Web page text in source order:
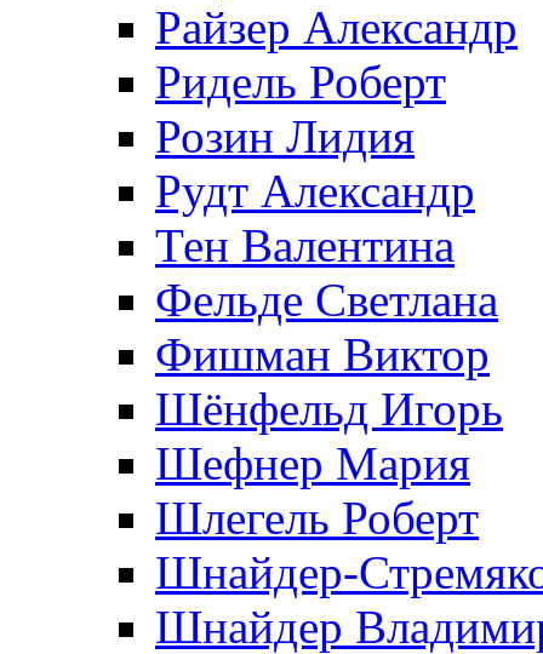
Райзер Александр
Ридель Роберт
Розин Лидия
Рудт Александр
Тен Валентина
Фельде Светлана
Фишман Виктор
Шёнфельд Игорь
Шефнер Мария
Шлегель Роберт
Шнайдер-
Шнайдер